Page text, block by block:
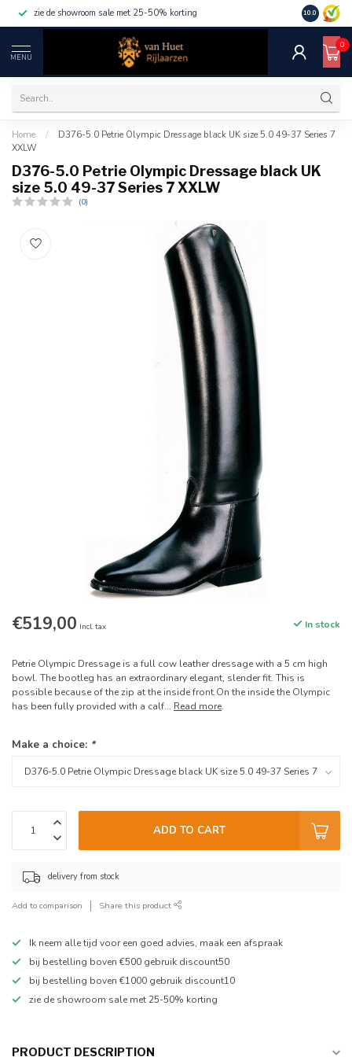
zie de showroom sale met 25-50% korting 10.0
MENU
0
Home /
D376-5.0 Petrie Olympic Dressage black UK size 5.0 49-37 Series 7
XXLW
D376-5.0 Petrie Olympic Dressage black UK
size 5.0 49-37 Series 7 XXLW
(0)
€519,00 Incl. tax In stock
Petrie Olympic Dressage is a full cow leather dressage with a 5 cm high
bowl. The bootleg has an extraordinary elegant, slender fit. This is
possible because of the zip at the inside front.On the inside the Olympic
has been fully provided with a calf... Read more.
Make a choice: *
ADD TO CART
delivery from stock
Add to comparison Share this product
Ik neem alle tijd voor een goed advies, maak een afspraak
bij bestelling boven €500 gebruik discount50
bij bestelling boven €1000 gebruik discount10
zie de showroom sale met 25-50% korting
PRODUCT DESCRIPTION